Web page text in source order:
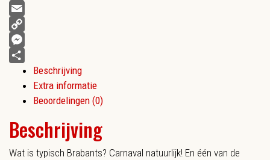
Facebook
Email
Copy
Link
Messenger
Delen
Beschrijving
Extra informatie
Beoordelingen (0)
Beschrijving
Wat is typisch Brabants? Carnaval natuurlijk! En één van de